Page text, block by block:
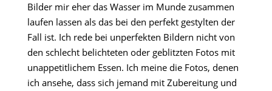
Bilder mir eher das Wasser im Munde zusammen
laufen lassen als das bei den perfekt gestylten der
Fall ist. Ich rede bei unperfekten Bildern nicht von
den schlecht belichteten oder geblitzten Fotos mit
unappetitlichem Essen. Ich meine die Fotos, denen
ich ansehe, dass sich jemand mit Zubereitung und